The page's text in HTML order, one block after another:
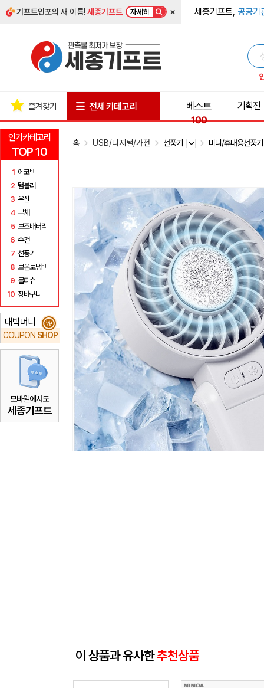
기프트인포의 새 이름!세종기프트 자세히 × 세종기프트, 공공기
인기카테고리
TOP 10
1 에코백
2 텀블러
3 우산
4 부채
5 보조배터리
6 수건
7 선풍기
8 보온보냉백
9 물티슈
10 장바구니
대박머니
COUPON SHOP
₩
모바일에서도
세종기프트
즐겨찾기 전체 카테고리
베스트
100
기획전
홈 USB/디지털/가전 선풍기 미니/휴대용선풍
이 상품과 유사한추천상품